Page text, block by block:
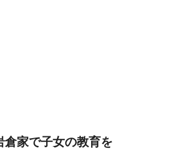
倉家で子女の教育を